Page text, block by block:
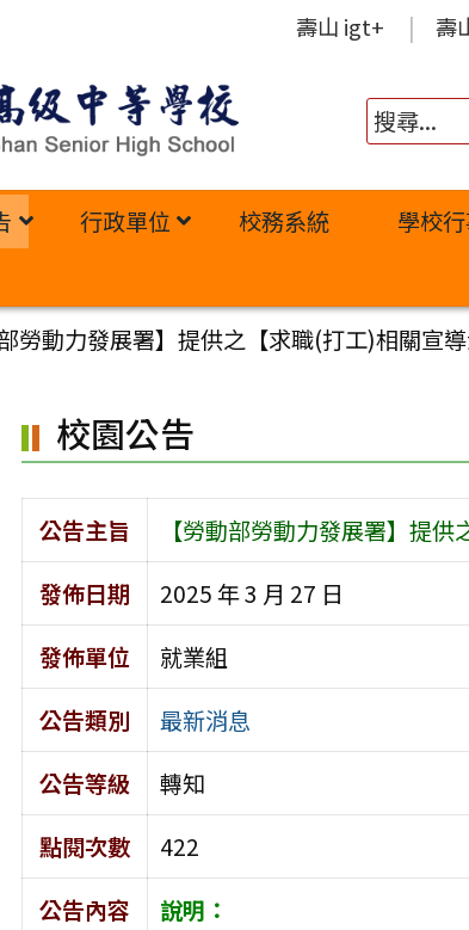
壽山 igt+ 壽
行政單位 校務系統 學校
部勞動力發展署】提供之【求職(打工)相關宣
校園公告
公告主旨
【勞動部勞動力發展署】提
發佈日期
2025 年 3 月 27 日
發佈單位
就業組
公告類別
最新消息
公告等級
轉知
點閱次數
422
公告內容
說明：